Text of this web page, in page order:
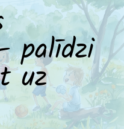
palīdzi
uz